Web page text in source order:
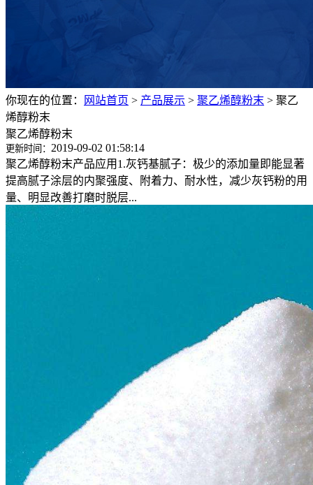
你现在的位置： 网站首页 > 产品展示 > 聚乙烯醇粉末 > 聚乙
烯醇粉末
聚乙烯醇粉末
更新时间： 2019-09-02 01:58:14
聚乙烯醇粉末产品应用1.灰钙基腻子：极少的添加量即能显著
提高腻子涂层的内聚强度、附着力、耐水性，减少灰钙粉的用
量、明显改善打磨时脱层...